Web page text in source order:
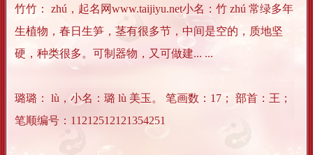
竹竹： zhú，起名网www.taijiyu.net小名：竹 zhú 常绿多年
生植物，春日生笋，茎有很多节，中间是空的，质地坚
硬，种类很多。可制器物，又可做建... ...
璐璐： lù，小名：璐 lù 美玉。 笔画数：17； 部首：王；
笔顺编号：11212512121354251